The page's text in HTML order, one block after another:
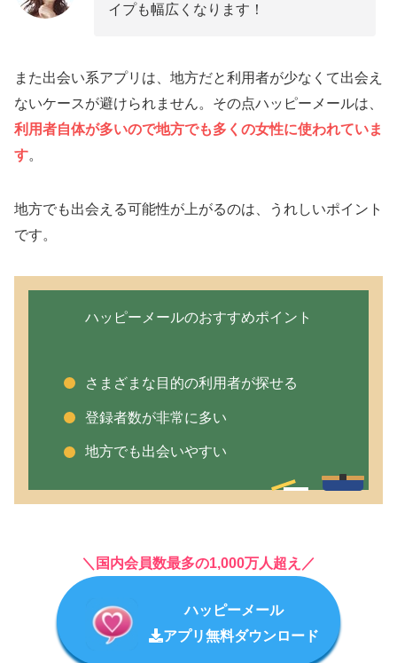
イプも幅広くなります！
また出会い系アプリは、地方だと利用者が少なくて出会え
ないケースが避けられません。その点ハッピーメールは、
利用者自体が多いので地方でも多くの女性に使われていま
す。
地方でも出会える可能性が上がるのは、うれしいポイント
です。
ハッピーメールのおすすめポイント
さまざまな目的の利用者が探せる
登録者数が非常に多い
地方でも出会いやすい
＼国内会員数最多の1,000万人超え／
ハッピーメール
アプリ無料ダウンロード